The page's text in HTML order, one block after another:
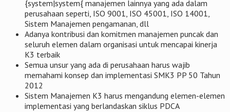
{system|system{ manajemen lainnya yang ada dalam
perusahaan seperti, ISO 9001, ISO 45001, ISO 14001,
Sistem Manajemen pengamanan, dll
Adanya kontribusi dan komitmen manajemen puncak dan
seluruh elemen dalam organisasi untuk mencapai kinerja
K3 terbaik
Semua unsur yang ada di perusahaan harus wajib
memahami konsep dan implementasi SMK3 PP 50 Tahun
2012
Sistem Manajemen K3 harus mengandung elemen-elemen
implementasi yang berlandaskan siklus PDCA